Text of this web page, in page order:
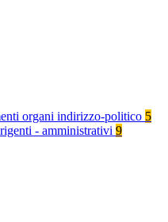
organi indirizzo-politico 5
- amministrativi 9